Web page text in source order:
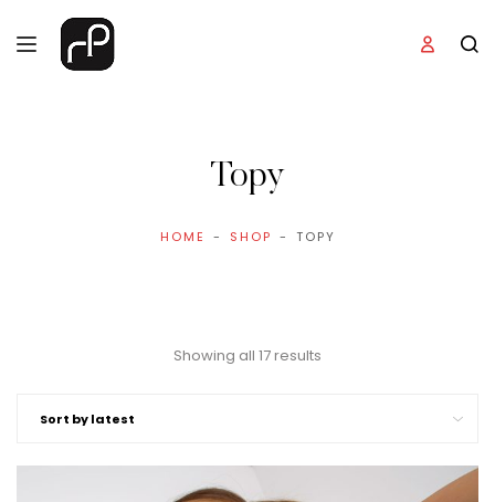
Topy
HOME SHOP TOPY
Showing all 17 results